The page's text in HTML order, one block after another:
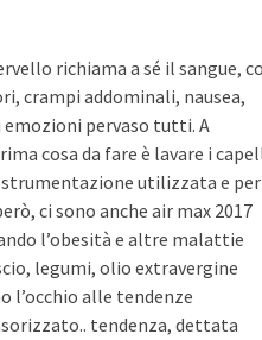
richiama a sé il sangue,
crampi addominali, nausea,
emozioni pervaso tutti. A
cosa da fare è lavare i
strumentazione utilizzata e per
ci sono anche air max 2017
l’obesità e altre malattie
legumi, olio extravergine
l’occhio alle tendenze
tendenza, dettata